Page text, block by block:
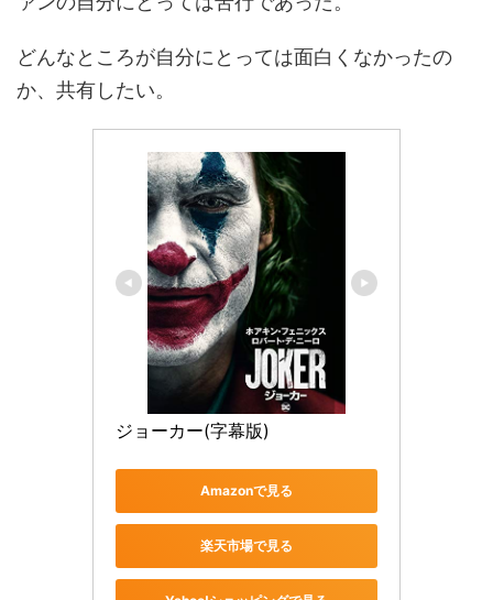
どんなところが自分にとっては面白くなかったの
か、共有したい。
ジョーカー(字幕版)
Amazonで見る
楽天市場で見る